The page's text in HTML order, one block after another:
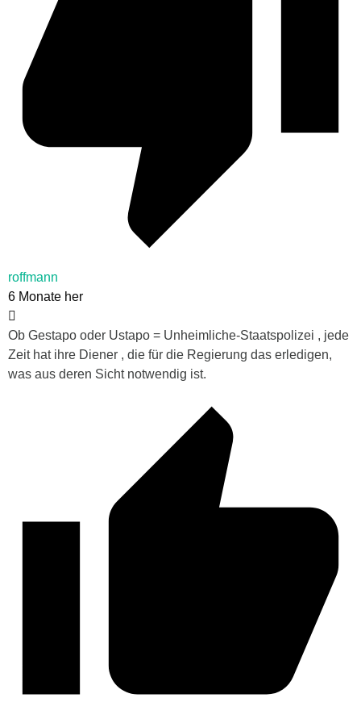
roffmann
6 Monate her
Ob Gestapo oder Ustapo = Unheimliche-Staatspolizei , jede
Zeit hat ihre Diener , die für die Regierung das erledigen,
was aus deren Sicht notwendig ist.